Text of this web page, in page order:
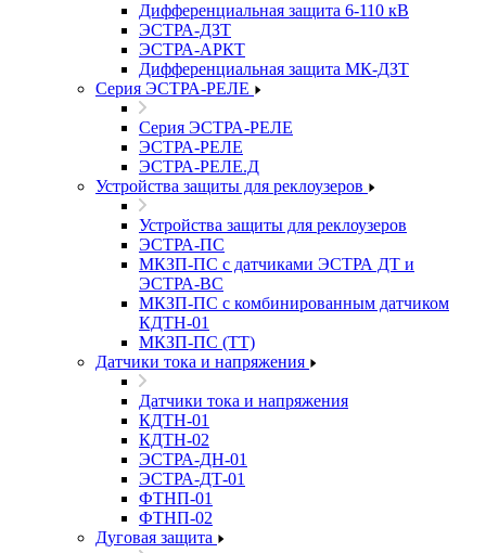
Дифференциальная защита 6-110 кВ
ЭСТРА-ДЗТ
ЭСТРА-АРКТ
Дифференциальная защита МК-ДЗТ
Серия ЭСТРА-РЕЛЕ
Серия ЭСТРА-РЕЛЕ
ЭСТРА-РЕЛЕ
ЭСТРА-РЕЛЕ.Д
Устройства защиты для реклоузеров
Устройства защиты для реклоузеров
ЭСТРА-ПС
МКЗП-ПС с датчиками ЭСТРА ДТ и
ЭСТРА-ВС
МКЗП-ПС с комбинированным датчиком
КДТН-01
МКЗП-ПС (ТТ)
Датчики тока и напряжения
Датчики тока и напряжения
КДТН-01
КДТН-02
ЭСТРА-ДН-01
ЭСТРА-ДТ-01
ФТНП-01
ФТНП-02
Дуговая защита